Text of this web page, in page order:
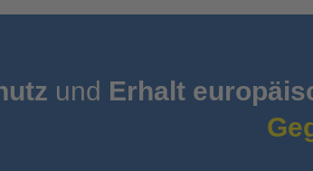
und Erhalt